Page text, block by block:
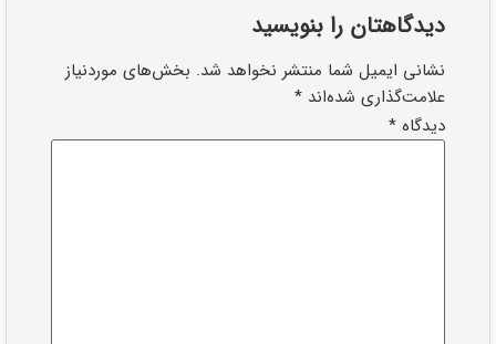
دیدگاهتان را بنویسید
نشانی ایمیل شما منتشر نخواهد شد. بخش‌های موردنیاز
علامت‌گذاری شده‌اند *
دیدگاه *